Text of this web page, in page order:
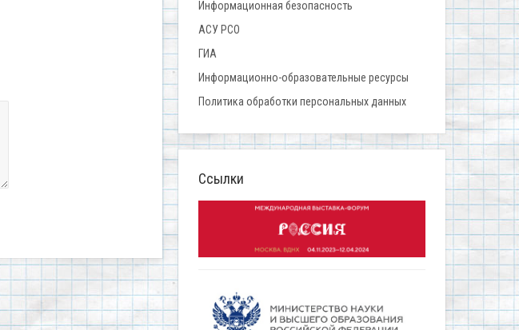
Информационная безопасность
АСУ РСО
ГИА
Информационно-образовательные ресурсы
Политика обработки персональных данных
Ссылки